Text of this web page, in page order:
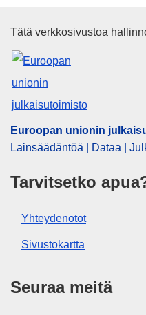
Euroopan
Tätä verkkosivustoa
Euroopan unionin
Lainsäädäntöä | Dataa |
Tarvitsetko
Yhteydenotot
Sivustokartta
Seuraa meitä